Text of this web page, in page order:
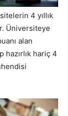
4 yıllık
Üniversiteye
alan
hazırlık hariç 4